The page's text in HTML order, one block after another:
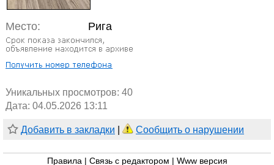
Место: Рига
Уникальных просмотров: 40
Дата: 04.05.2026 13:11
Добавить в закладки Сообщить о нарушении
Правила Связь с редактором Www версия